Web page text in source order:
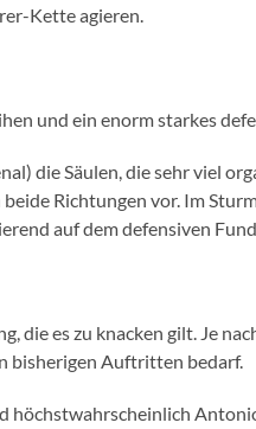
Kette agieren.
und ein enorm starkes
die Säulen, die sehr viel
Richtungen vor. Im
auf dem defensiven
die es zu knacken gilt. Je
bisherigen Auftritten bedarf.